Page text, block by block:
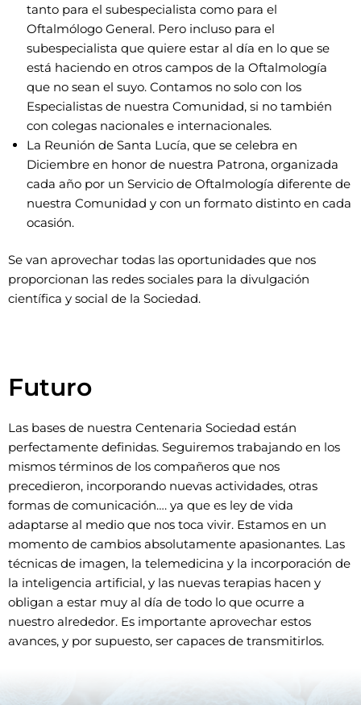
tanto para el subespecialista como para el
Oftalmólogo General. Pero incluso para el
subespecialista que quiere estar al día en lo que se
está haciendo en otros campos de la Oftalmología
que no sean el suyo. Contamos no solo con los
Especialistas de nuestra Comunidad, si no también
con colegas nacionales e internacionales.
La Reunión de Santa Lucía, que se celebra en
Diciembre en honor de nuestra Patrona, organizada
cada año por un Servicio de Oftalmología diferente de
nuestra Comunidad y con un formato distinto en cada
ocasión.
Se van aprovechar todas las oportunidades que nos
proporcionan las redes sociales para la divulgación
científica y social de la Sociedad.
Futuro
Las bases de nuestra Centenaria Sociedad están
perfectamente definidas. Seguiremos trabajando en los
mismos términos de los compañeros que nos
precedieron, incorporando nuevas actividades, otras
formas de comunicación…. ya que es ley de vida
adaptarse al medio que nos toca vivir. Estamos en un
momento de cambios absolutamente apasionantes. Las
técnicas de imagen, la telemedicina y la incorporación de
la inteligencia artificial, y las nuevas terapias hacen y
obligan a estar muy al día de todo lo que ocurre a
nuestro alrededor. Es importante aprovechar estos
avances, y por supuesto, ser capaces de transmitirlos.